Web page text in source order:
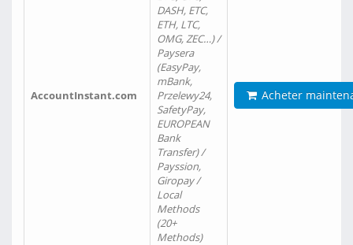
AccountInstant.com
DASH, ETC,
ETH, LTC,
OMG, ZEC…) /
Paysera
(EasyPay,
mBank,
Przelewy24,
SafetyPay,
EUROPEAN
Bank
Transfer) /
Payssion,
Giropay /
Local
Methods
(20+
Methods)
Acheter